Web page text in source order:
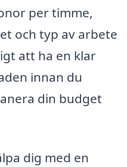
per timme,
och typ av arbete
att ha en klar
innan du
din budget
dig med en